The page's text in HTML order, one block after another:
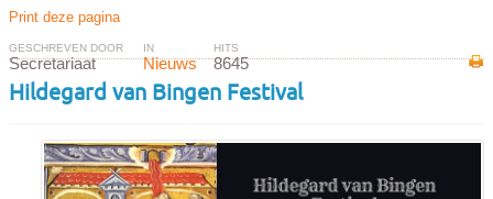
Print deze pagina
GESCHREVEN DOOR
Secretariaat
IN
Nieuws
HITS
8645
Hildegard van Bingen Festival